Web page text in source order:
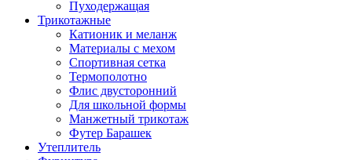
Пуходержащая
Трикотажные
Катионик и меланж
Материалы с мехом
Спортивная сетка
Термополотно
Флис двусторонний
Для школьной формы
Манжетный трикотаж
Футер Барашек
Утеплитель